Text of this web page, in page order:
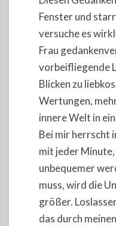
Fenster und
versuche es
Frau
vorbeifliegende
Blicken zu
Wertungen,
innere Welt in
Bei mir herrscht
mit jeder
unbequemer
muss, wird die
größer.
das durch